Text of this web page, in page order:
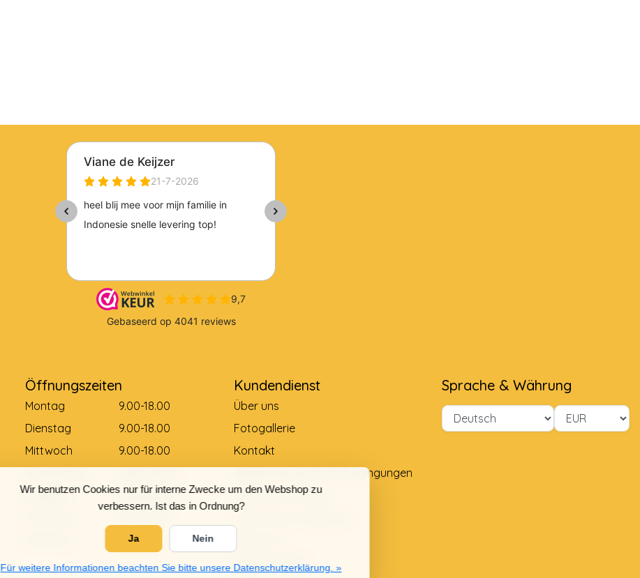
Wir benutzen Cookies nur für interne Zwecke um den Webshop zu
verbessern. Ist das in Ordnung?
Ja Nein
Für weitere Informationen beachten Sie bitte unsere Datenschutzerklärung. »
Öffnungszeiten
Montag
9.00-18.00
Dienstag
9.00-18.00
Mittwoch
9.00-18.00
Freitag
0.900-18.00
Gesloten
Kundendienst
Über uns
Fotogallerie
Kontakt
Allgemeine Geschäftsbedingungen
Zahlungsmethode
Größentabelle
Sprache & Währung